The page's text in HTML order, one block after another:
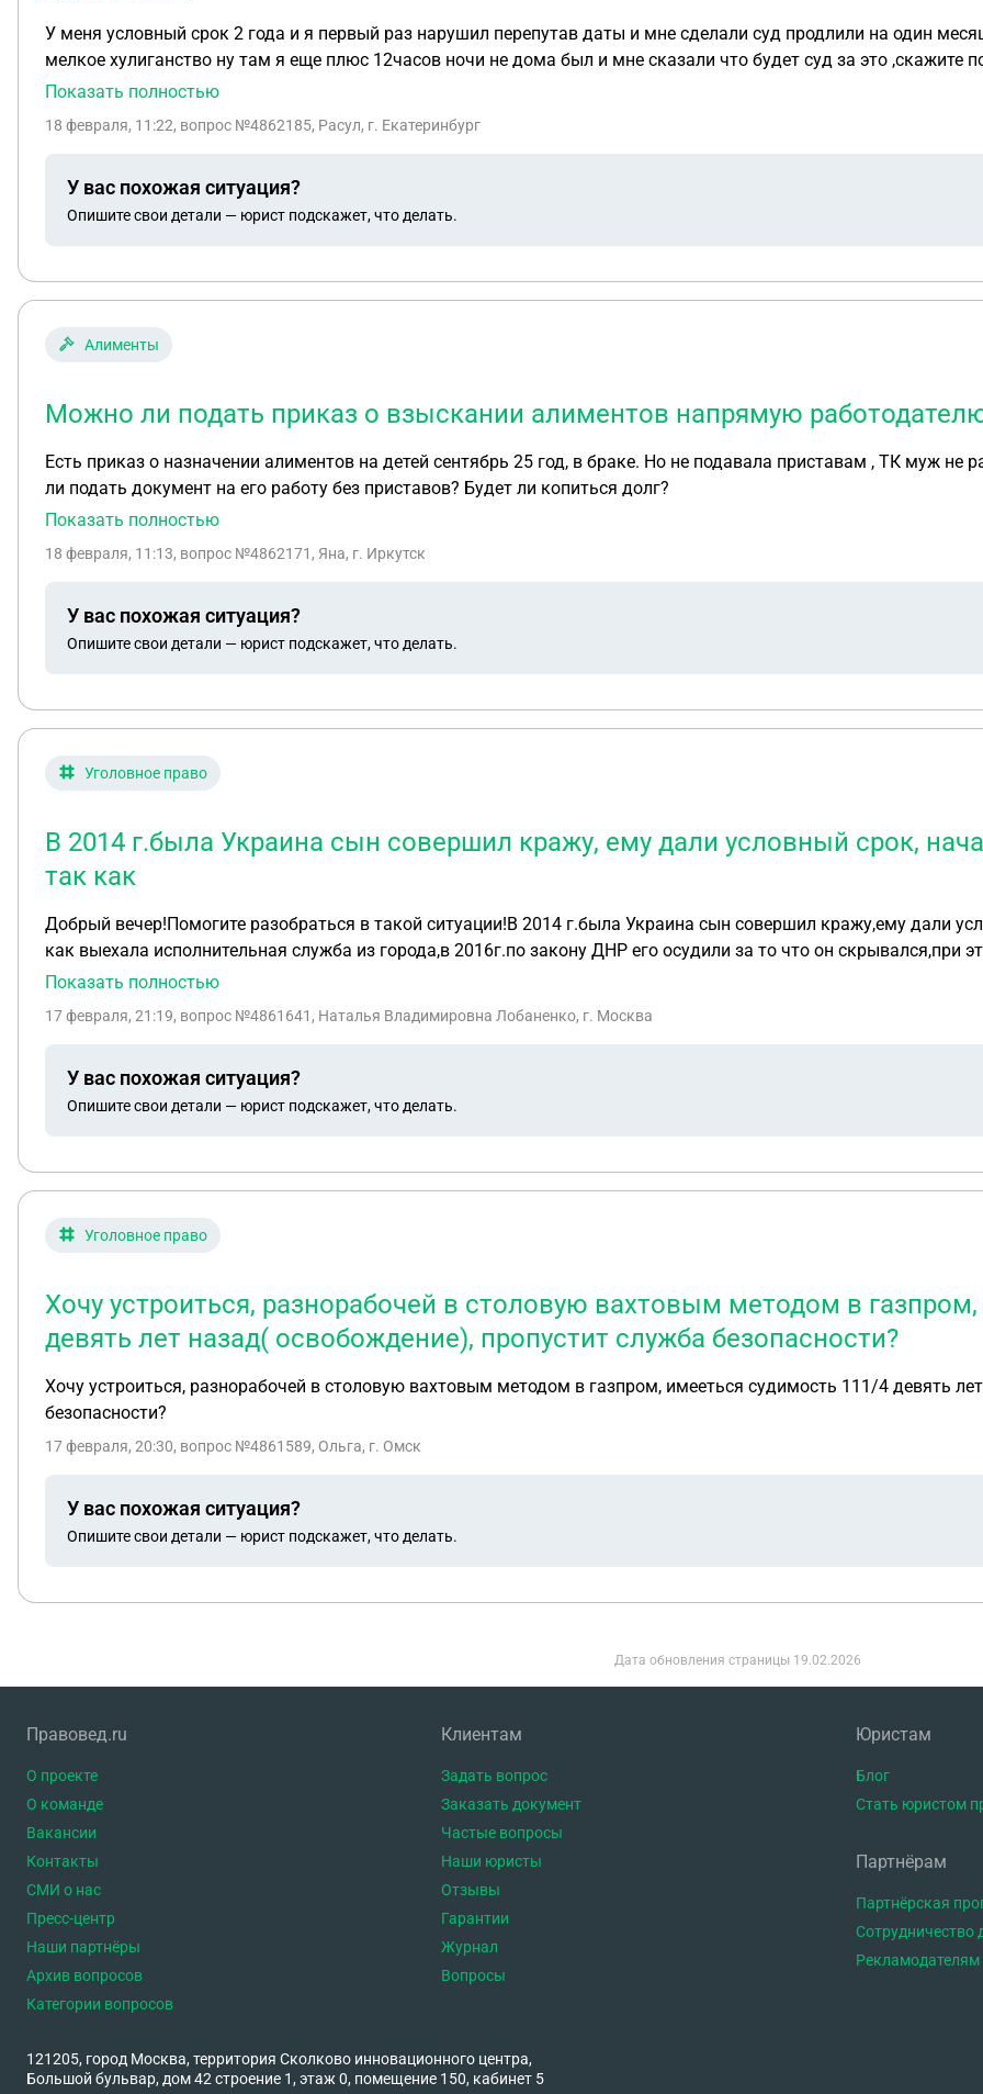
У меня условный срок 2 года и я первый раз нарушил перепутав даты и мне сделали суд продлили на один
мелкое хулиганство ну там я еще плюс 12часов ночи не дома был и мне сказали что будет суд за это ,скажите
Показать полностью
18 февраля, 11:22, вопрос №4862185, Расул, г. Екатеринбург
У вас похожая ситуация?
Опишите свои детали — юрист подскажет, что делать.
Алименты
Можно ли подать приказ о взыскании алиментов напрямую
Есть приказ о назначении алиментов на детей сентябрь 25 год, в браке. Но не подавала приставам , ТК муж не работал официально. Сейчас устроился , можно
ли подать документ на его работу без приставов? Будет ли копиться долг?
Показать полностью
18 февраля, 11:13, вопрос №4862171, Яна, г. Иркутск
У вас похожая ситуация?
Опишите свои детали — юрист подскажет, что делать.
Уголовное право
В 2014 г.была Украина сын совершил кражу, ему дали условный срок,
так как
Добрый вечер!Помогите разобраться в такой ситуации!В 2014 г.была Украина сын совершил кражу,ему дали
как выехала исполнительная служба из города,в 2016г.по закону ДНР его осудили за то что он скрывался,при
РФ,загран.паспорт,работал официально на Госуд.предприятии в России,выезжал за границу, незная о том что
жил,работал не от кого не скрываясь и теперь что можно предпринять,если все сроки подачи жалоб вышли
Показать полностью
17 февраля, 21:19, вопрос №4861641, Наталья Владимировна Лобаненко, г. Москва
У вас похожая ситуация?
Опишите свои детали — юрист подскажет, что делать.
Уголовное право
Хочу устроиться, разнорабочей в столовую вахтовым методом в
девять лет назад( освобождение), пропустит служба безопасности?
Хочу устроиться, разнорабочей в столовую вахтовым методом в газпром, имееться судимость 111/4 девять
безопасности?
17 февраля, 20:30, вопрос №4861589, Ольга, г. Омск
У вас похожая ситуация?
Опишите свои детали — юрист подскажет, что делать.
Дата обновления страницы 19.02.2026
Правовед.ru
О проекте
О команде
Вакансии
Контакты
СМИ о нас
Пресс-центр
Наши партнёры
Архив вопросов
Категории вопросов
Клиентам
Задать вопрос
Заказать документ
Частые вопросы
Наши юристы
Отзывы
Гарантии
Журнал
Вопросы
Юристам
Блог
Стать юристом
Партнёрам
Партнёрская
Сотрудничество
Рекламодателям
121205, город Москва, территория Сколково инновационного центра,
Большой бульвар, дом 42 строение 1, этаж 0, помещение 150, кабинет 5